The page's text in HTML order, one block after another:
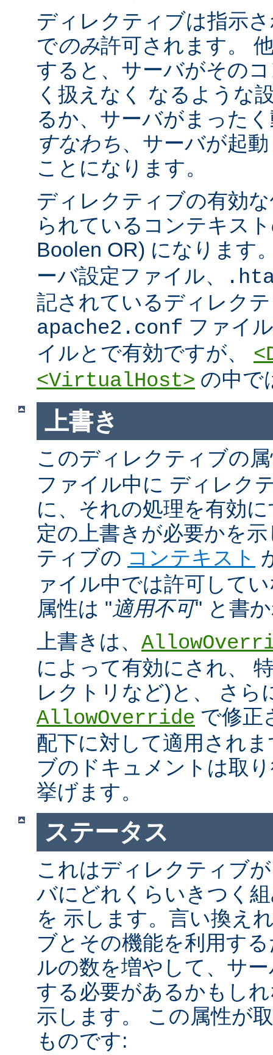
ディレクティブは指示
でのみ許可されます。
すると、サーバがその
く扱えなく なるような
るか、サーバがまった
すなわち、サーバが起
ことになります。
ディレクティブの有効
られているコンテキス
Boolen OR) になります
ーバ設定ファイル、
記されているディレク
apache2.conf ファイ
イルとで有効ですが、
<VirtualHost> の中で
上書き
このディレクティブの
ファイル中に ディレク
に、それの処理を有効
定の上書きが必要かを
ティブの コンテキスト
ァイル中では許可して
属性は "適用不可" と書
上書きは、
によって有効にされ、
レクトリなど)と、 さら
AllowOverride で修正
配下に対して適用され
ブのドキュメントは取
挙げます。
ステータス
これはディレクティブ
バにどれくらいきつく
を 示します。言い換え
ブとその機能を利用す
ルの数を増やして、サ
する必要があるかもし
示します。 この属性が
ものです: